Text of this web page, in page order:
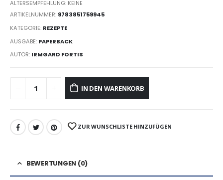
ALTERSEMPFEHLUNG: KEINE
ARTIKELNUMMER: 9783851759945
KATEGORIE: REZEPTE
AUSGABE: PAPERBACK
AUTOR: IRMGARD FORTIS
IN DEN WARENKORB
ZUR WUNSCHLISTE HINZUFÜGEN
BEWERTUNGEN (0)